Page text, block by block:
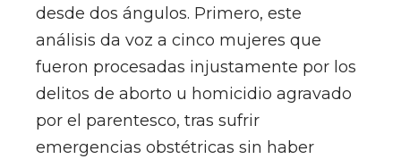
desde dos ángulos. Primero, este
análisis da voz a cinco mujeres que
fueron procesadas injustamente por los
delitos de aborto u homicidio agravado
por el parentesco, tras sufrir
emergencias obstétricas sin haber